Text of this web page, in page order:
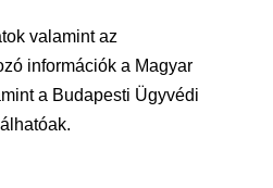
valamint az
információk a Magyar
a Budapesti Ügyvédi